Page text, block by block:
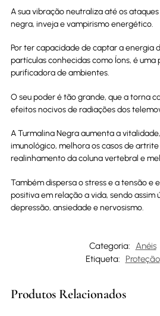
A sua vibração neutraliza até os
negra, inveja e vampirismo energético.
Por ter capacidade de captar a energia
partículas conhecidas como Íons, é uma
purificadora de ambientes.
O seu poder é tão grande, que a torna
efeitos nocivos de radiações dos
A Turmalina Negra aumenta a
imunológico, melhora os casos de
realinhamento da coluna vertebral e
Também dispersa o stress e a tensão e
positiva em relação a vida, sendo assim
depressão, ansiedade e nervosismo.
Categoria: Anéis
Etiqueta:
Proteção
Produtos Relacionados